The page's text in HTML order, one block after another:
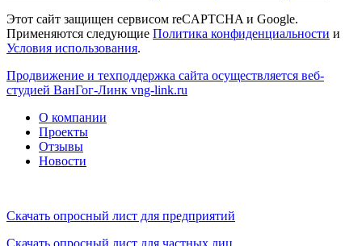
Этот сайт защищен сервисом reCAPTCHA и Google.
Применяются следующие Политика конфиденциальности и
Условия использования.
Продвижение и техподдержка сайта осуществляется веб-
студией ВанГог-Линк vng-link.ru
О компании
Проекты
Отзывы
Новости
Скачать опросный лист для предприятий